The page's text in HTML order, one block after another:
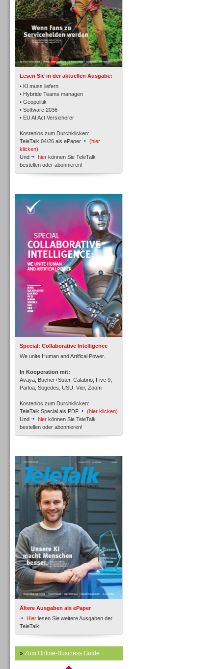
Lesen Sie in der aktuellen Ausgabe:
• KI muss liefern
• Hybride Teams managen
• Geopolitik
• Software 2036
• EU AI Act Versicherer
Kostenlos zum Durchklicken:
TeleTalk 04/26 als ePaper
(hier
klicken)
Und
hier können Sie TeleTalk
bestellen oder abonnieren!
Special: Collaborative Intelligence
We unite Human and Artifical Power.
In Kooperation mit:
Avaya, Bucher+Suter, Calabrio, Five 9,
Parloa, Sogedes, USU, Vier, Zoom
Kostenlos zum Durchklicken:
TeleTalk Special als PDF
(hier klicken)
Und
hier können Sie TeleTalk
bestellen oder abonnieren!
Ältere Ausgaben als ePaper
Hier lesen Sie weitere Ausgaben der
TeleTalk.
» Zum Online-Business Guide
TK- und ACD-Systeme
Workforce-Management
Personal
Inbound
Inbound
Inbound